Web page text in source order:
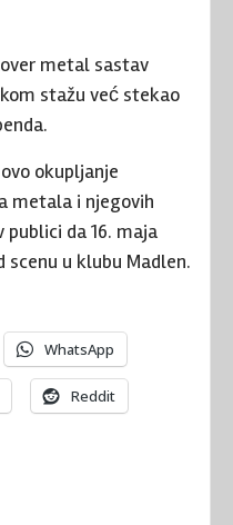
metal sastav
stažu već stekao
okupljanje
metala i njegovih
publici da 16. maja
scenu u klubu Madlen.
WhatsApp
Reddit